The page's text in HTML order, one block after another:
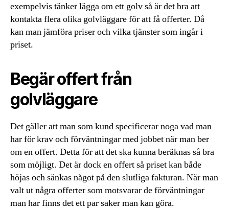
exempelvis tänker lägga om ett golv så är det bra att
kontakta flera olika golvläggare för att få offerter. Då
kan man jämföra priser och vilka tjänster som ingår i
priset.
Begär offert från
golvläggare
Det gäller att man som kund specificerar noga vad man
har för krav och förväntningar med jobbet när man ber
om en offert. Detta för att det ska kunna beräknas så bra
som möjligt. Det är dock en offert så priset kan både
höjas och sänkas något på den slutliga fakturan. När man
valt ut några offerter som motsvarar de förväntningar
man har finns det ett par saker man kan göra.